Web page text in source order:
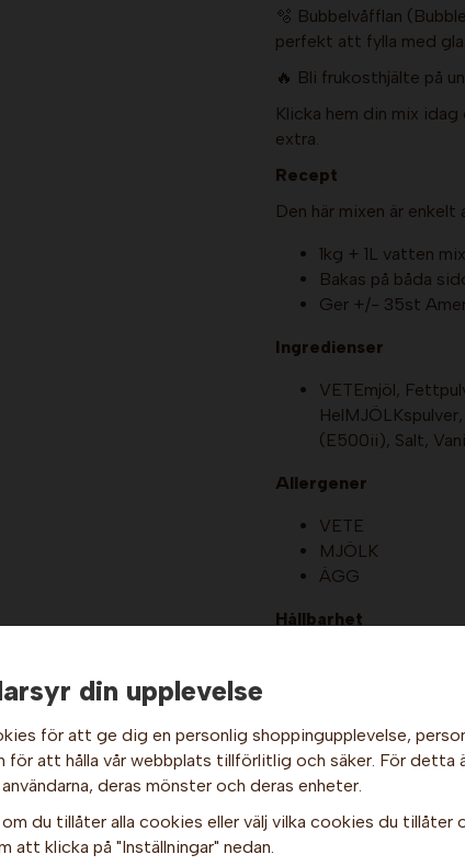
Hej och välkommen till Gottes!
företag (exkl. moms) för hur våra priser ska visas.
🫧 Bubbelvåfflan
perfekt att fylla med
🔥 Bli frukosthjälte på
Klicka hem din mix
extra.
Recept
Den här mixen är
1kg + 1L vatten
Bakas på båda
Ger +/- 35st
Ingredienser
VETEmjöl,
(E500ii), Salt,
Allergener
VETE
MJÖLK
ÄGG
Hållbarhet
På en sval och
Näringsvärde
Energi(kJ/kcal)
din upplevelse
för att ge dig en personlig shoppingupplevelse,
för att hålla vår webbplats tillförlitlig och säker. För detta
deras mönster och deras enheter.
om du tillåter alla cookies eller välj vilka cookies du tillåter
att klicka på "Inställningar" nedan.